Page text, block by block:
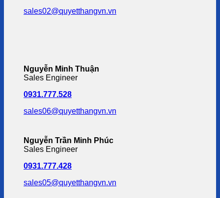
sales02@quyetthangvn.vn
Nguyễn Minh Thuận
Sales Engineer
0931.777.528
sales06@quyetthangvn.vn
Nguyễn Trần Minh Phúc
Sales Engineer
0931.777.428
sales05@quyetthangvn.vn